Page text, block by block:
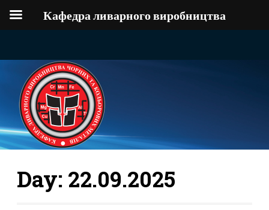
Day: 22.09.2025
Кафедра ливарного виробництва